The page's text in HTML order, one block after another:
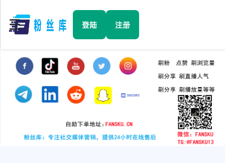
☰ 登陆 注册
Facebook
TikTok
YouTube